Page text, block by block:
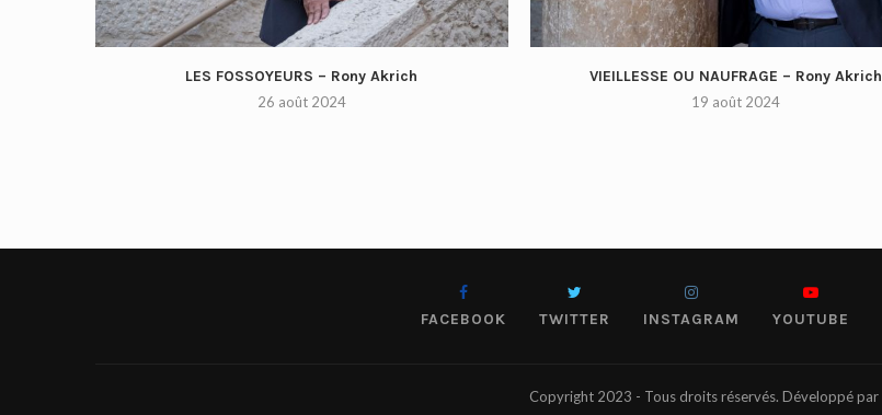
LES FOSSOYEURS – Rony Akrich
26 août 2024
VIEILLESSE OU NAUFRAGE – Rony Akrich
19 août 2024
FACEBOOK TWITTER INSTAGRAM YOUTUBE
Copyright 2023 - Tous droits réservés. Développé par